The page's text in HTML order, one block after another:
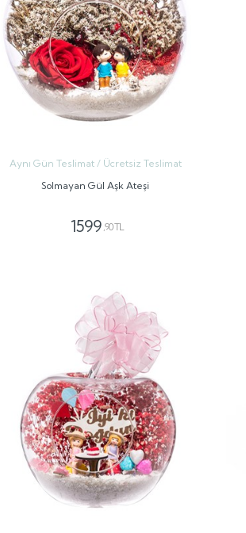
Aynı Gün Teslimat / Ücretsiz Teslimat
Solmayan Gül Aşk Ateşi
1599 ,90 TL